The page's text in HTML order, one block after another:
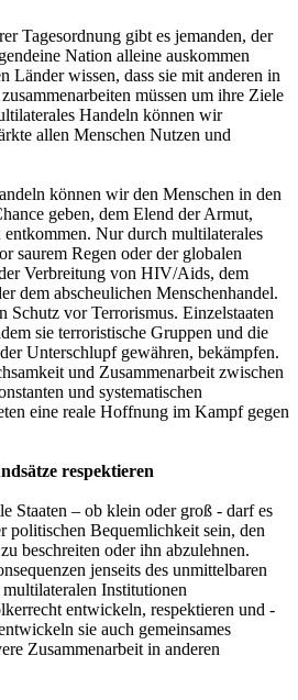
Tagesordnung gibt es jemanden, der
Nation alleine auskommen
Länder wissen, dass sie mit anderen in
müssen um ihre Ziele
Handeln können wir
allen Menschen Nutzen und
können wir den Menschen in den
geben, dem Elend der Armut,
Nur durch multilaterales
saurem Regen oder der globalen
Verbreitung von HIV/Aids, dem
dem abscheulichen Menschenhandel.
Schutz vor Terrorismus. Einzelstaaten
sie terroristische Gruppen und die
Unterschlupf gewähren, bekämpfen.
und Zusammenarbeit zwischen
und systematischen
eine reale Hoffnung im Kampf gegen
respektieren
Staaten – ob klein oder groß - darf es
politischen Bequemlichkeit sein, den
beschreiten oder ihn abzulehnen.
jenseits des unmittelbaren
Institutionen
entwickeln, respektieren und -
sie auch gemeinsames
Zusammenarbeit in anderen